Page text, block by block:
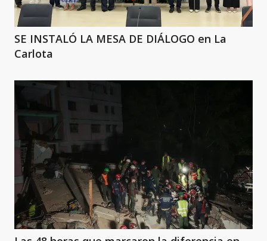
SE INSTALÓ LA MESA DE DIÁLOGO en La
Carlota